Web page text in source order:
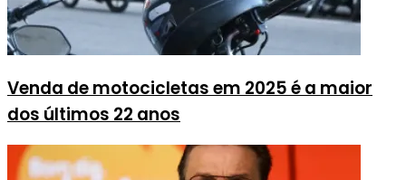
Venda de motocicletas em 2025 é a maior
dos últimos 22 anos